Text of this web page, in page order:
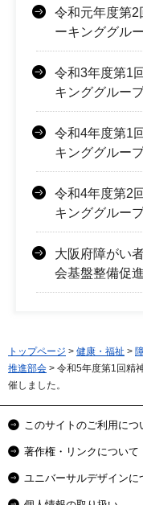
令和元年度第2
ーキンググル
令和3年度第1
キンググルー
令和4年度第1
キンググルー
令和4年度第2
キンググルー
大阪府障がい
会基盤整備促
トップページ > 健康・福祉 >
推進部会 > 令和5年度第1回精
催しました。
このサイトのご利用につ
著作権・リンクについて
ユニバーサルデザインに